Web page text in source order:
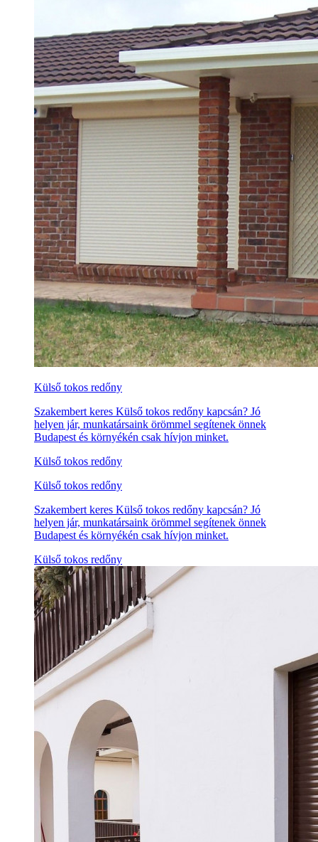
Külső tokos redőny
Szakembert keres Külső tokos redőny kapcsán? Jó
helyen jár, munkatársaink örömmel segítenek önnek
Budapest és környékén csak hívjon minket.
Külső tokos redőny
Külső tokos redőny
Szakembert keres Külső tokos redőny kapcsán? Jó
helyen jár, munkatársaink örömmel segítenek önnek
Budapest és környékén csak hívjon minket.
Külső tokos redőny